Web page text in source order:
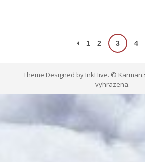
Stránkování
1 2 3 4
Theme Designed by InkHive. ©
vyhrazena.